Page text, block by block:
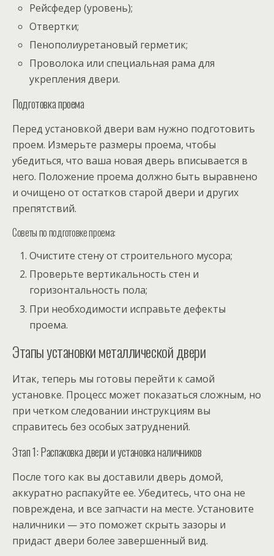
Рейсфедер (уровень);
Отвертки;
Пенополиуретановый герметик;
Проволока или специальная рама для
укрепления двери.
Подготовка проема
Перед установкой двери вам нужно подготовить
проем. Измерьте размеры проема, чтобы
убедиться, что ваша новая дверь вписывается в
него. Положение проема должно быть выравнено
и очищено от остатков старой двери и других
препятствий.
Советы по подготовке проема:
Очистите стену от строительного мусора;
Проверьте вертикальность стен и
горизонтальность пола;
При необходимости исправьте дефекты
проема.
Этапы установки металлической двери
Итак, теперь мы готовы перейти к самой
установке. Процесс может показаться сложным, но
при четком следовании инструкциям вы
справитесь без особых затруднений.
Этап 1: Распаковка двери и установка наличников
После того как вы доставили дверь домой,
аккуратно распакуйте ее. Убедитесь, что она не
повреждена, и все запчасти на месте. Установите
наличники — это поможет скрыть зазоры и
придаст двери более завершенный вид.